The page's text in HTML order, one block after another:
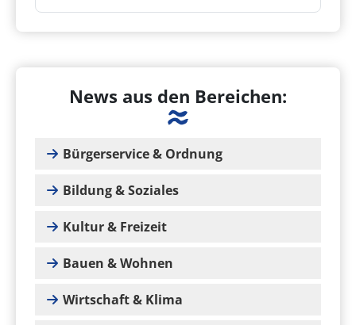
News aus den Bereichen:
Bürgerservice & Ordnung
Bildung & Soziales
Kultur & Freizeit
Bauen & Wohnen
Wirtschaft & Klima